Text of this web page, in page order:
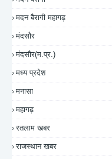
मदन बैरागी महागढ़
मंदसौर
मंदसौर(म.प्र.)
मध्य प्रदेश
मनासा
महागढ़
रतलाम खबर
राजस्थान खबर